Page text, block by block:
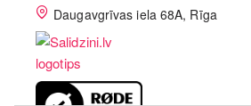
Daugavgrīvas iela 68A, Rīga